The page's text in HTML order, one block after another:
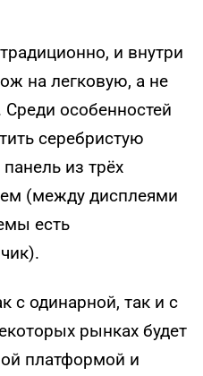
и внутри
на легковую, а не
особенностей
серебристую
из трёх
(между дисплеями
есть
с одинарной, так и с
рынках будет
платформой и